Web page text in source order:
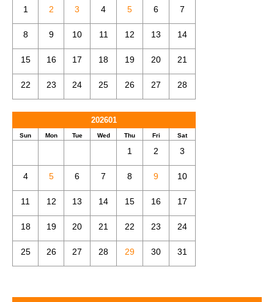
1 2 3 4 5 6 7
8 9 10 11 12 13 14
15 16 17 18 19 20 21
22 23 24 25 26 27 28
202601
Sun Mon Tue Wed Thu Fri Sat
1 2 3
4 5 6 7 8 9 10
11 12 13 14 15 16 17
18 19 20 21 22 23 24
25 26 27 28 29 30 31